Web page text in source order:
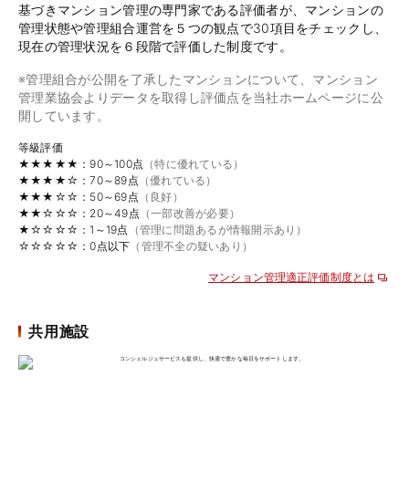
基づきマンション管理の専門家である評価者が、マンションの
管理状態や管理組合運営を５つの観点で30項目をチェックし、
現在の管理状況を６段階で評価した制度です。
※管理組合が公開を了承したマンションについて、マンション
管理業協会よりデータを取得し評価点を当社ホームページに公
開しています。
等級評価
★★★★★：90～100点 （特に優れている）
★★★★☆：70～89点 （優れている）
★★★☆☆：50～69点 （良好）
★★☆☆☆：20～49点 （一部改善が必要）
★☆☆☆☆：1～19点 （管理に問題あるが情報開示あり）
☆☆☆☆☆：0点以下 （管理不全の疑いあり）
マンション管理適正評価制度とは
共用施設